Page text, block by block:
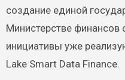
создание единой
Министерстве финансов
инициативы уже
Lake Smart Data Finance.